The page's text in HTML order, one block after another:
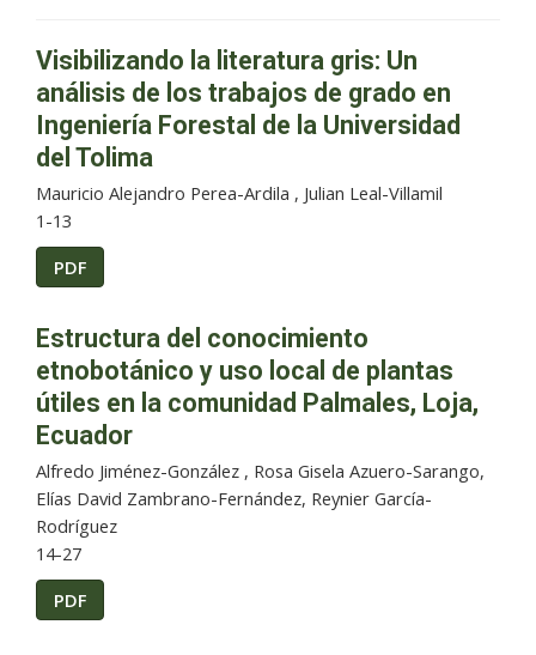
Visibilizando la literatura gris: Un
análisis de los trabajos de grado en
Ingeniería Forestal de la Universidad
del Tolima
Mauricio Alejandro Perea-Ardila , Julian Leal-Villamil
1-13
PDF
Estructura del conocimiento
etnobotánico y uso local de plantas
útiles en la comunidad Palmales, Loja,
Ecuador
Alfredo Jiménez-González , Rosa Gisela Azuero-Sarango,
Elías David Zambrano-Fernández, Reynier García-
Rodríguez
14-27
PDF